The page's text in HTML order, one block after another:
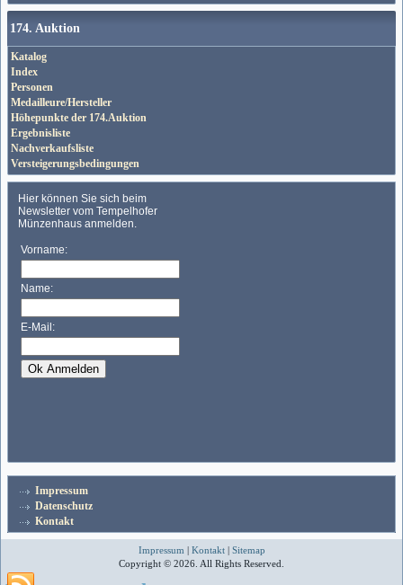
174. Auktion
Katalog
Index
Personen
Medailleure/Hersteller
Höhepunkte der 174.Auktion
Ergebnisliste
Nachverkaufsliste
Versteigerungsbedingungen
Impressum
Datenschutz
Kontakt
Impressum | Kontakt| Sitemap
Copyright © 2026. All Rights Reserved.